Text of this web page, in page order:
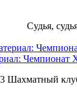
Судья,
Чемпионат
Шахматный